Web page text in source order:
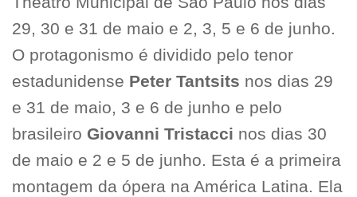
29, 30 e 31 de maio e 2, 3, 5 e 6 de junho.
O protagonismo é dividido pelo tenor
estadunidense Peter Tantsits nos dias 29
e 31 de maio, 3 e 6 de junho e pelo
brasileiro Giovanni Tristacci nos dias 30
de maio e 2 e 5 de junho. Esta é a primeira
montagem da ópera na América Latina. Ela